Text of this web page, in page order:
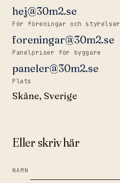
hej@30m2.se
För föreningar och styrelser
foreningar@30m2.se
Panelpriser för byggare
paneler@30m2.se
Plats
Skåne, Sverige
Eller skriv här
NAMN